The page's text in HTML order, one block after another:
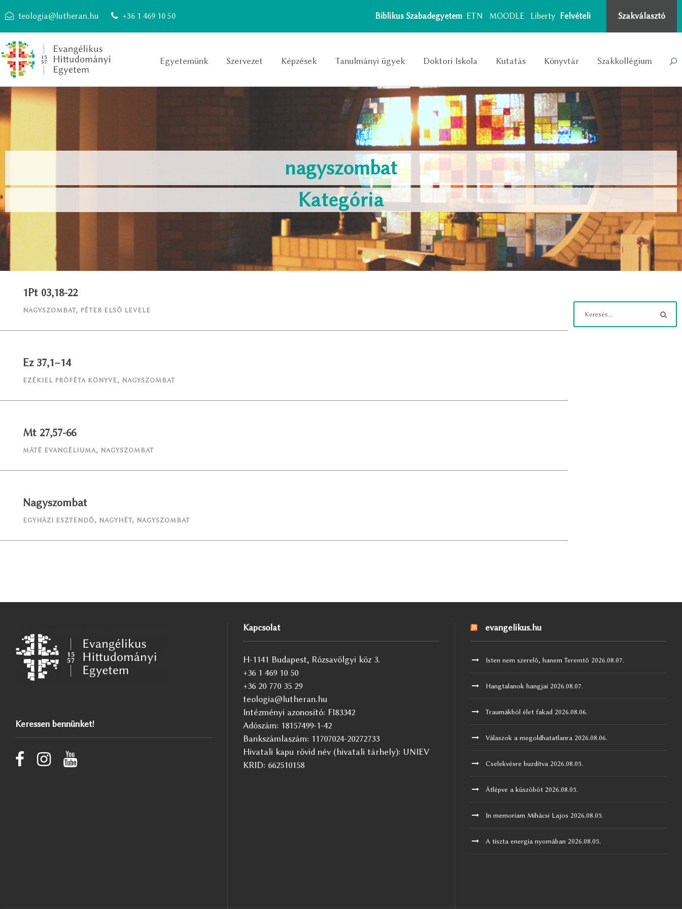
teologia@lutheran.hu +36 1 469 10 50 Biblikus Szabadegyetem ETN MOODLE Liberty Felvételi Szakválasztó
Egyetemünk Szervezet Képzések Tanulmányi ügyek Doktori Iskola Kutatás Könyvtár Szakkollégium
nagyszombat
Kategória
1Pt 03,18-22
NAGYSZOMBAT, PÉTER ELSŐ LEVELE
Ez 37,1–14
EZÉKIEL PRÓFÉTA KÖNYVE, NAGYSZOMBAT
Mt 27,57-66
MÁTÉ EVANGÉLIUMA, NAGYSZOMBAT
Nagyszombat
EGYHÁZI ESZTENDŐ, NAGYHÉT, NAGYSZOMBAT
Keressen bennünket!
Kapcsolat
H-1141 Budapest, Rózsavölgyi köz 3.
+36 1 469 10 50
+36 20 770 35 29
teologia@lutheran.hu
Intézményi azonosító: FI83342
Adószám: 18157499-1-42
Bankszámlaszám: 11707024-20272733
Hivatali kapu rövid név (hivatali tárhely): UNIEV
KRID: 662510158
evangelikus.hu
Isten nem szerelő, hanem Teremtő 2026.08.07.
Hangtalanok hangjai 2026.08.07.
Traumákból élet fakad 2026.08.06.
Válaszok a megoldhatatlanra 2026.08.06.
Cselekvésre buzdítva 2026.08.05.
Átlépve a küszöböt 2026.08.05.
In memoriam Mihácsi Lajos 2026.08.05.
A tiszta energia nyomában 2026.08.05.